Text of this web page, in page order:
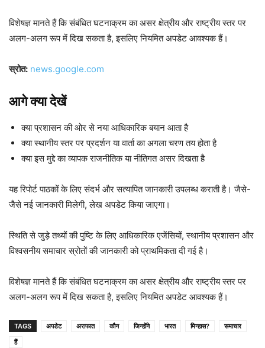
विशेषज्ञ मानते हैं कि संबंधित घटनाक्रम का असर क्षेत्रीय और राष्ट्रीय स्तर पर
अलग-अलग रूप में दिख सकता है, इसलिए नियमित अपडेट आवश्यक हैं।
स्रोत: news.google.com
आगे क्या देखें
क्या प्रशासन की ओर से नया आधिकारिक बयान आता है
क्या स्थानीय स्तर पर प्रदर्शन या वार्ता का अगला चरण तय होता है
क्या इस मुद्दे का व्यापक राजनीतिक या नीतिगत असर दिखता है
यह रिपोर्ट पाठकों के लिए संदर्भ और सत्यापित जानकारी उपलब्ध कराती है। जैसे-
जैसे नई जानकारी मिलेगी, लेख अपडेट किया जाएगा।
स्थिति से जुड़े तथ्यों की पुष्टि के लिए आधिकारिक एजेंसियों, स्थानीय प्रशासन और
विश्वसनीय समाचार स्रोतों की जानकारी को प्राथमिकता दी गई है।
विशेषज्ञ मानते हैं कि संबंधित घटनाक्रम का असर क्षेत्रीय और राष्ट्रीय स्तर पर
अलग-अलग रूप में दिख सकता है, इसलिए नियमित अपडेट आवश्यक हैं।
TAGS अपडेट अराफात कौन जिन्होंने भारत मिन्हास?
समाचार
हैं